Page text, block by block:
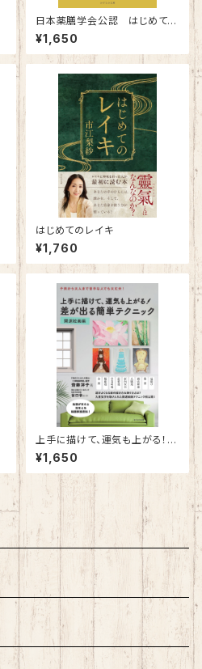
日本薬膳学会公認 はじめての
薬膳～簡単で美味しくて運気も
上がる！～
¥1,650
はじめてのレイキ
¥1,760
上手に描けて、運気も上がる！
差が出る簡単テクニック 開運絵
画編
¥1,650